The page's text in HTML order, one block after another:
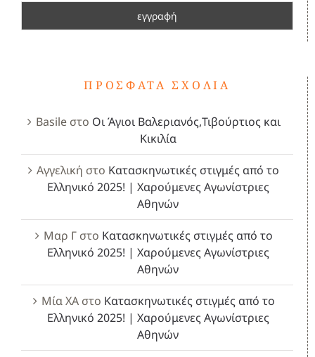
ΠΡΌΣΦΑΤΑ ΣΧΌΛΙΑ
Basileστο Οι Άγιοι Βαλεριανός,Τιβούρτιος και
Κικιλία
Αγγελική στο Κατασκηνωτικές στιγμές από το
Ελληνικό 2025! | Χαρούμενες Αγωνίστριες
Αθηνών
Μαρ Γστο Κατασκηνωτικές στιγμές από το
Ελληνικό 2025! | Χαρούμενες Αγωνίστριες
Αθηνών
Μία ΧΑστο Κατασκηνωτικές στιγμές από το
Ελληνικό 2025! | Χαρούμενες Αγωνίστριες
Αθηνών